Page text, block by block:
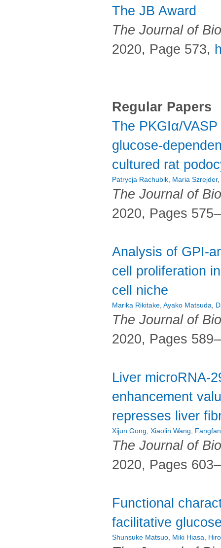
The JB Award
The Journal of
2020, Page 573,
Regular Papers
The PKGIα/
glucose-
cultured rat
Patrycja Rachubik Maria Szrejder,
The Journal of
2020, Pages
Analysis of GPI-
cell proliferation
cell niche
Marika Rikitake Ayako Matsuda
The Journal of
2020, Pages
Liver microRNA-
enhancement
represses liver
Xijun Gong Xiaolin Wang
The Journal of
2020, Pages
Functional
facilitative
Shunsuke Matsuo Miki Hiasa